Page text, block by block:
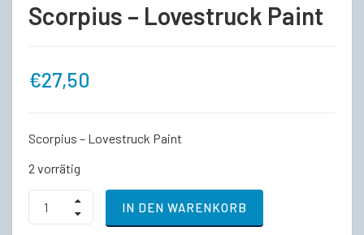
Scorpius – Lovestruck Paint
€27,50
Scorpius – Lovestruck Paint
2 vorrätig
Scorpius
Lovestruck
IN DEN WARENKORB